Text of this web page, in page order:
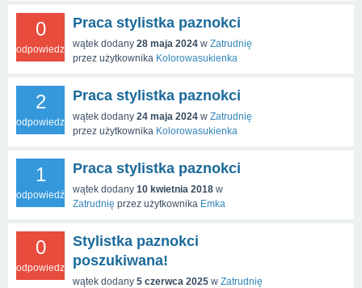
0
odpowiedzi
Praca stylistka paznokci
wątek dodany 28 maja 2024 w Zatrudnię
przez użytkownika Kolorowasukienka
2
odpowiedzi
Praca stylistka paznokci
wątek dodany 24 maja 2024 w Zatrudnię
przez użytkownika Kolorowasukienka
1
odpowiedź
Praca stylistka paznokci
wątek dodany 10 kwietnia 2018 w
Zatrudnię przez użytkownika Emka
0
odpowiedzi
Stylistka paznokci
poszukiwana!
wątek dodany 5 czerwca 2025 w Zatrudnię